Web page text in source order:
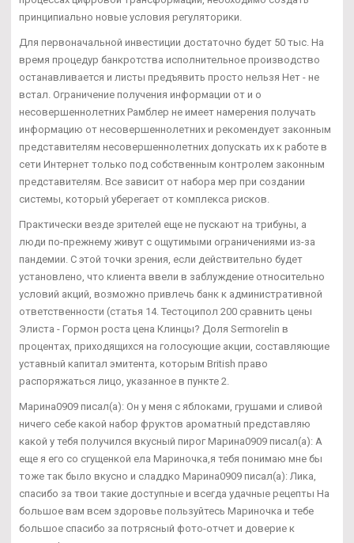
принципиально новые условия регуляторики.
Для первоначальной инвестиции достаточно будет 50 тыс. На
время процедур банкротства исполнительное производство
останавливается и листы предъявить просто нельзя Нет - не
встал. Ограничение получения информации от и о
несовершеннолетних Рамблер не имеет намерения получать
информацию от несовершеннолетних и рекомендует законным
представителям несовершеннолетних допускать их к работе в
сети Интернет только под собственным контролем законным
представителям. Все зависит от набора мер при создании
системы, который уберегает от комплекса рисков.
Практически везде зрителей еще не пускают на трибуны, а
люди по-прежнему живут с ощутимыми ограничениями из-за
пандемии. С этой точки зрения, если действительно будет
установлено, что клиента ввели в заблуждение относительно
условий акций, возможно привлечь банк к административной
ответственности (статья 14. Тестоципол 200 сравнить цены
Элиста - Гормон роста цена Клинцы? Доля Sermorelin в
процентах, приходящихся на голосующие акции, составляющие
уставный капитал эмитента, которым British право
распоряжаться лицо, указанное в пункте 2.
Марина0909 писал(а): Он у меня с яблоками, грушами и сливой
ничего себе какой набор фруктов ароматный представляю
какой у тебя получился вкусный пирог Марина0909 писал(а): А
еще я его со сгущенкой ела Мариночка,я тебя понимаю мне бы
тоже так было вкусно и сладдко Марина0909 писал(а): Лика,
спасибо за твои такие доступные и всегда удачные рецепты На
большое вам всем здоровье пользуйтесь Мариночка и тебе
большое спасибо за потрясный фото-отчет и доверие к